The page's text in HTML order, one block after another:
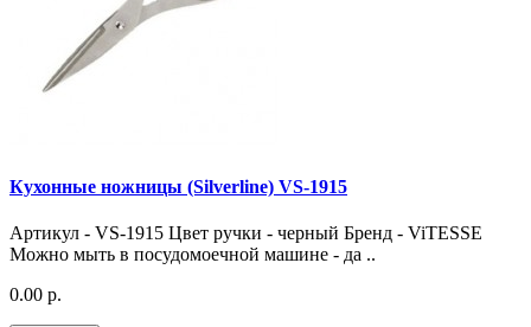
Кухонные ножницы (Silverline) VS-1915
Артикул - VS-1915 Цвет ручки - черный Бренд - ViTESSE
Можно мыть в посудомоечной машине - да ..
0.00 р.